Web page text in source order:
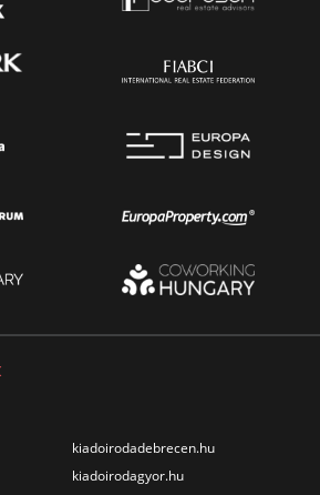
kiadoirodadebrecen.hu
kiadoirodagyor.hu